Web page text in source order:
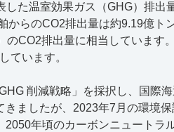
した温室効果ガス（GHG）排
からのCO2排出量は約9.19億ト
CO2排出量に相当しています
ています。
削減戦略」を採択し、国際
ましたが、2023年7月の環境
年頃のカーボンニュートラ